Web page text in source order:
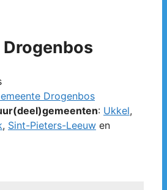
Drogenbos
: Ukkel,
, Sint-Pieters-Leeuw en